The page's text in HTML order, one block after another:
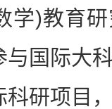
学)教育
国际大
研项目